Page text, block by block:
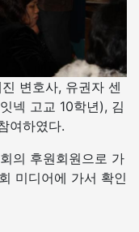
변호사, 유권자 센
넥 고교 10학년), 김
여하였다.
의 후원회원으로 가
미디어에 가서 확인